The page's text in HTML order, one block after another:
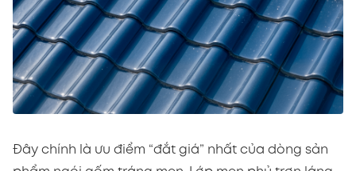
Đây chính là ưu điểm “đắt giá” nhất của dòng sản